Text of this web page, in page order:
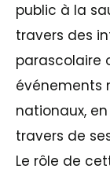
public à la
travers des
parascolaire
événements
nationaux,
travers de
Le rôle de